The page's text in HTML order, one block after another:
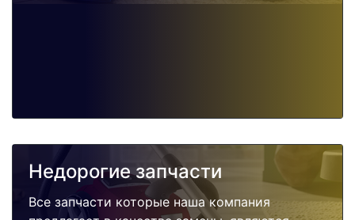
Недорогие запчасти
Все запчасти которые наша компания